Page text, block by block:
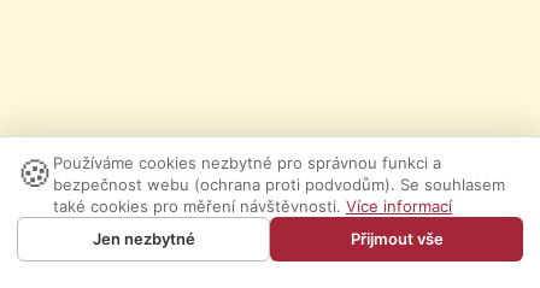
🍪 Používáme cookies nezbytné pro správnou funkci a
bezpečnost webu (ochrana proti podvodům). Se souhlasem
také cookies pro měření návštěvnosti. Více informací
Jen nezbytné
Přijmout vše